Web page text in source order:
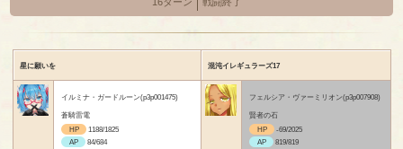
星に願いを 混沌イレギュラーズ17
イルミナ・ガードルーン(p3p001475)
蒼騎雷電
HP
1188/1825
AP
84/684
フェルシア・ヴァーミリオン(p3p007908)
賢者の石
HP
-69/2025
AP
819/819